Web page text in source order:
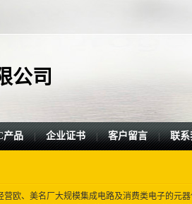
公司
产品 | 企业证书 | 客户留言 | 联系
营欧、美名厂大规模集成电路及消费类电子的元